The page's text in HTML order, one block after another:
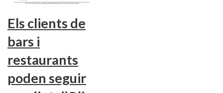
Els clients de
bars i
restaurants
poden seguir